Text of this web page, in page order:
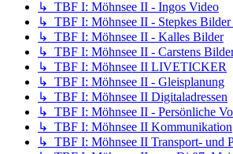
↳ TBF I: Möhnsee II - Ingos Video
↳ TBF I: Möhnsee II - Stepkes Bilder
↳ TBF I: Möhnsee II - Kalles Bilder
↳ TBF I: Möhnsee II - Carstens
↳ TBF I: Möhnsee II LIVETICKER
↳ TBF I: Möhnsee II - Gleisplanung
↳ TBF I: Möhnsee II Digitaladressen
↳ TBF I: Möhnsee II - Persönliche
↳ TBF I: Möhnsee II Kommunikation
↳ TBF I: Möhnsee II Transport- und